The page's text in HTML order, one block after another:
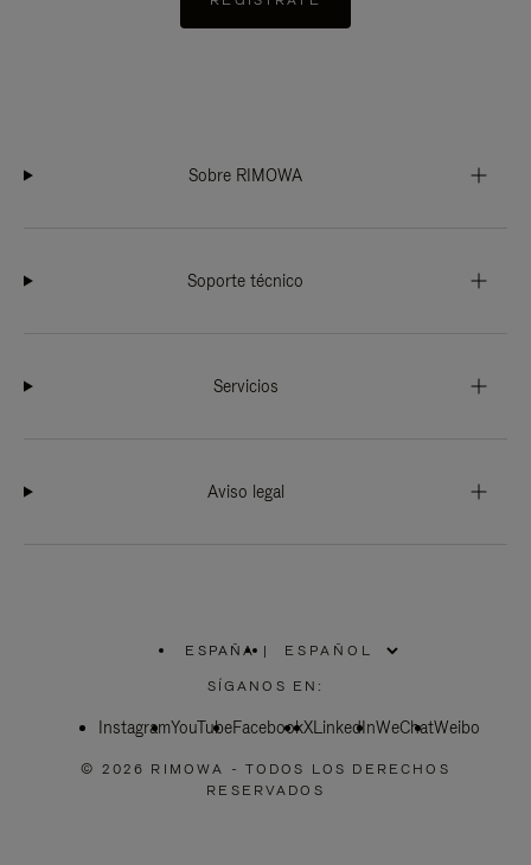
Sobre RIMOWA
Soporte técnico
Servicios
Aviso legal
ESPAÑA
ELIGE
LA
|
SÍGANOS EN:
InstagramYouTubeFacebookXLinkedInWeChatWeibo
© 2026 RIMOWA - TODOS LOS DERECHOS
RESERVADOS